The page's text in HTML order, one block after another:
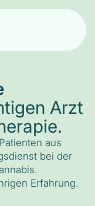
Arzt
aus
bei der
Erfahrung.